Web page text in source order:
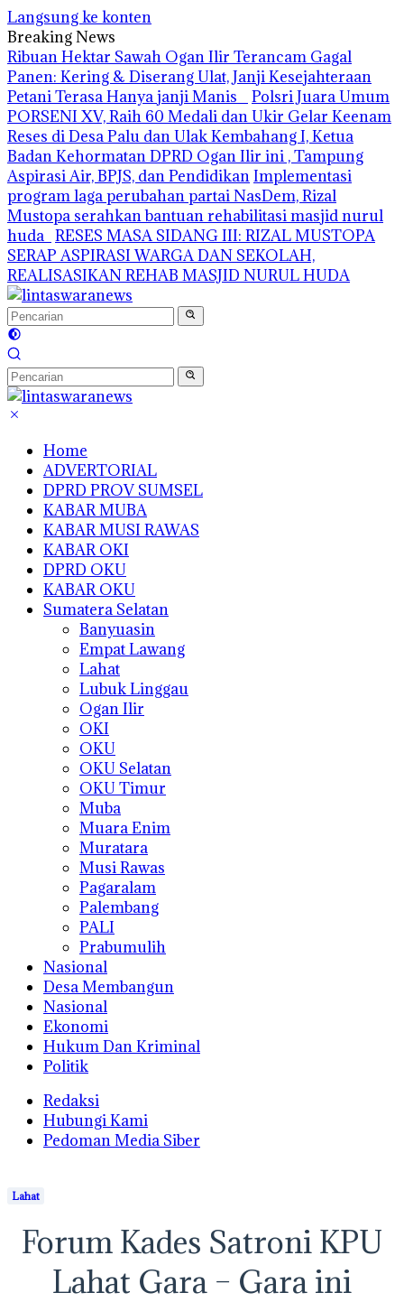
Langsung ke konten
Breaking News
Ribuan Hektar Sawah Ogan Ilir Terancam Gagal
Panen: Kering & Diserang Ulat, Janji Kesejahteraan
Petani Terasa Hanya janji Manis
Polsri Juara Umum
PORSENI XV, Raih 60 Medali dan Ukir Gelar Keenam
Reses di Desa Palu dan Ulak Kembahang I, Ketua
Badan Kehormatan DPRD Ogan Ilir ini , Tampung
Aspirasi Air, BPJS, dan PendidikanImplementasi
program laga perubahan partai NasDem, Rizal
Mustopa serahkan bantuan rehabilitasi masjid nurul
huda RESES MASA SIDANG III: RIZAL MUSTOPA
SERAP ASPIRASI WARGA DAN SEKOLAH,
REALISASIKAN REHAB MASJID NURUL HUDA
Home
ADVERTORIAL
DPRD PROV SUMSEL
KABAR MUBA
KABAR MUSI RAWAS
KABAR OKI
DPRD OKU
KABAR OKU
Sumatera Selatan
Banyuasin
Empat Lawang
Lahat
Lubuk Linggau
Ogan Ilir
OKI
OKU
OKU Selatan
OKU Timur
Muba
Muara Enim
Muratara
Musi Rawas
Pagaralam
Palembang
PALI
Prabumulih
Nasional
Desa Membangun
Nasional
Ekonomi
Hukum Dan Kriminal
Politik
Redaksi
Hubungi Kami
Pedoman Media Siber
Lahat
Forum Kades Satroni KPU
Lahat Gara – Gara ini